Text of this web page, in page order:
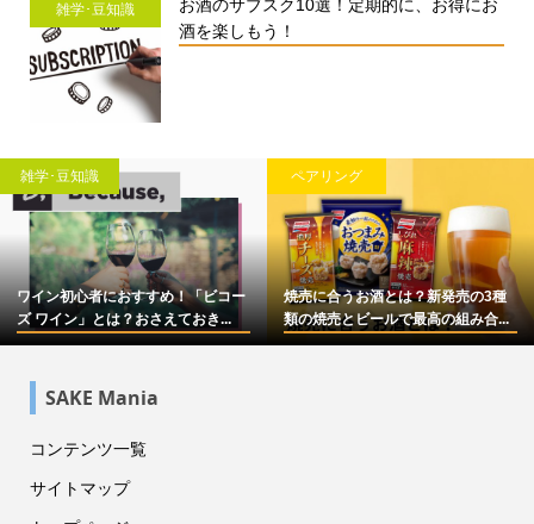
雑学･豆知識
お酒のサブスク10選！定期的に、お得にお
酒を楽しもう！
雑学･豆知識
ワイン初心者におすすめ！「ビコー
ズ ワイン」とは？おさえておき...
ペアリング
焼売に合うお酒とは？新発売の3種
類の焼売とビールで最高の組み合...
SAKE Mania
コンテンツ一覧
サイトマップ